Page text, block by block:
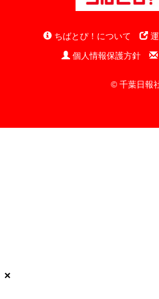
ちばとぴ！について
個人情報保護方針
© 千葉日報
×